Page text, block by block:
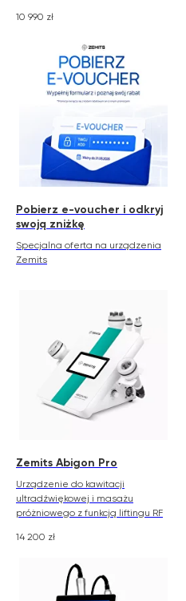
10 990 zł
Pobierz e-voucher i odkryj
swoją zniżkę
Specjalna oferta na urządzenia
Zemits
Zemits Abigon Pro
Urządzenie do kawitacji
ultradźwiękowej i masażu
próżniowego z funkcją liftingu RF
14 200 zł